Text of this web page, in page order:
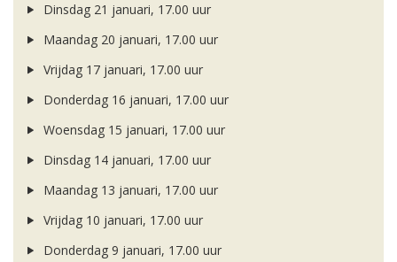
Dinsdag 21 januari, 17.00 uur
Maandag 20 januari, 17.00 uur
Vrijdag 17 januari, 17.00 uur
Donderdag 16 januari, 17.00 uur
Woensdag 15 januari, 17.00 uur
Dinsdag 14 januari, 17.00 uur
Maandag 13 januari, 17.00 uur
Vrijdag 10 januari, 17.00 uur
Donderdag 9 januari, 17.00 uur